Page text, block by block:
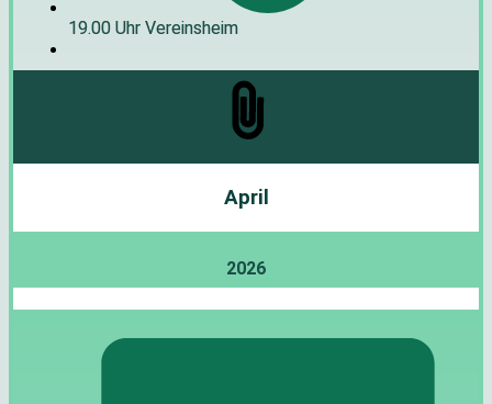
19.00 Uhr Vereinsheim
April
2026